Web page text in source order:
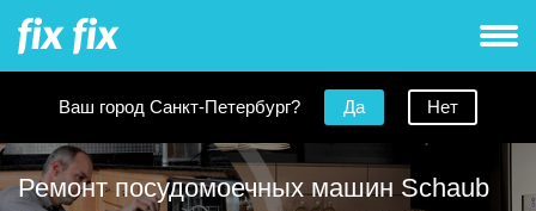
Ваш город Санкт-Петербург? Да Нет
Ремонт посудомоечных машин Schaub